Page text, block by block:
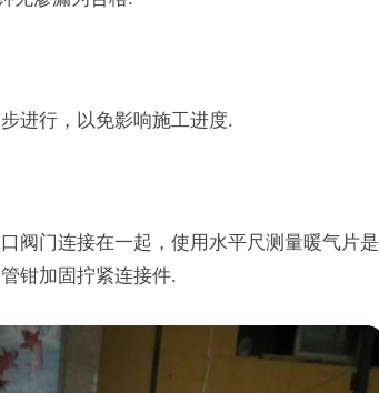
进行，以免影响施工进度.
阀门连接在一起，使用水平尺测量暖气片是
钳加固拧紧连接件.